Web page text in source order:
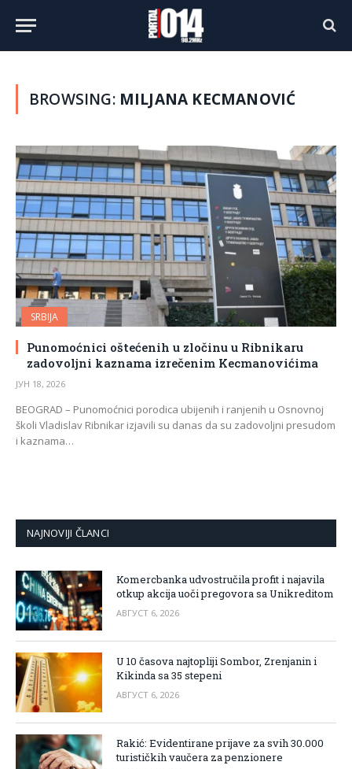
BROWSING: MILJANA KECMANOVIĆ
SRBIJA
Punomoćnici oštećenih u zločinu u Ribnikaru
zadovoljni kaznama izrečenim Kecmanovićima
ЈУН 18, 2026
BEOGRAD – Punomoćnici porodica ubijenih i ranjenih u Osnovnoj
školi Vladislav Ribnikar izjavili su danas da su zadovoljni presudom
i kaznama…
NAJNOVIJI ČLANCI
Komercbanka udvostručila profit i najavila
otkup akcija uoči pregovora sa Unikreditom
АВГУСТ 6, 2026
U 10 časova najtopliji Sombor, Zrenjanin i
Kikinda sa 35 stepeni
АВГУСТ 6, 2026
Rakić: Evidentirane prijave za svih 30.000
turističkih vaučera za penzionere